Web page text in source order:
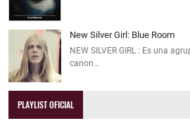
New Silver Girl: Blue Room
NEW SILVER GIRL : Es una
canon…
PLAYLIST OFICIAL